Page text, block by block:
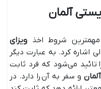
آلمان
شروط اخذ ویزای
اشاره کرد. به عبارت دیگر
تائید می‌شود که فرد ثابت
و سفر به آن را دارد. در